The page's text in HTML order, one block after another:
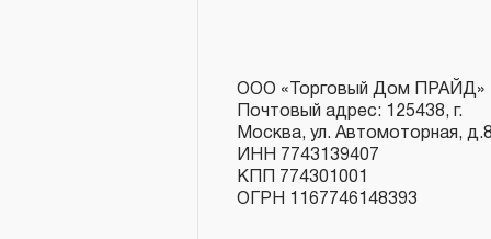
ООО «Торговый Дом ПРАЙД»
Почтовый адрес: 125438, г.
Москва, ул. Автомоторная, д.8
ИНН 7743139407
КПП 774301001
ОГРН 1167746148393